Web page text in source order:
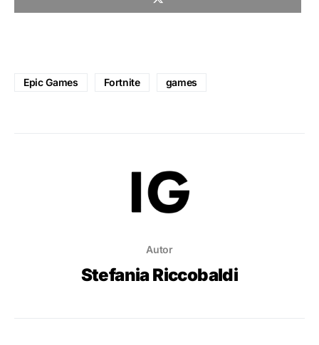
Epic Games Fortnite games
Autor
Stefania Riccobaldi